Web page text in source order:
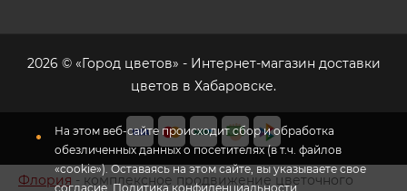
На этом веб-сайте происходит сбор и обработка
обезличенных данных о посетителях (в т.ч. файлов
«cookie»). Оставаясь на этом сайте, вы указываете свое
согласие. Политика конфиденциальности
2026 © «Город цветов» - Интернет-магазин доставки
цветов в Хабаровске.
Флория - комплексное продвижение цветочного